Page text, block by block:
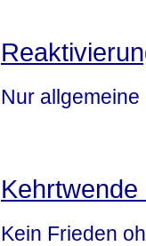
Nur
Kein Frieden